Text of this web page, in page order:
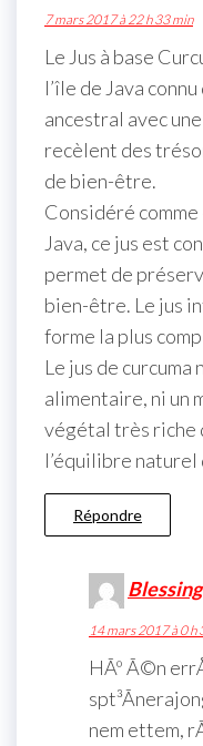
7 mars 2017 à 22 h 33 min
Le Jus à base
l’île de Java
ancestral avec
recèlent des
de bien-être.
Considéré comme
Java, ce jus est
permet de
bien-être. Le jus
forme la plus
Le jus de curcuma
alimentaire, ni un
végétal très riche
l’équilibre naturel
Répondre
Blessing
14 mars 2017 à 0 h
HÃº Ã©n
nem ettem,